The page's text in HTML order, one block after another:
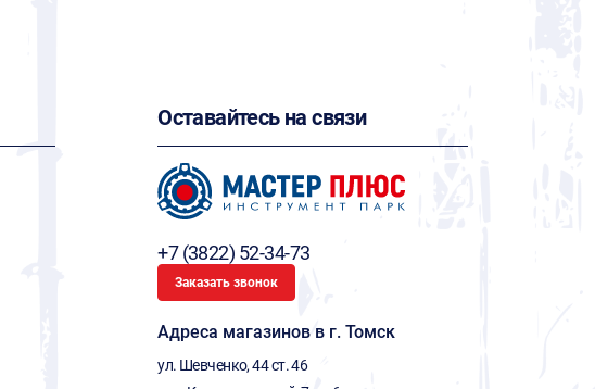
Оставайтесь на связи
+7 (3822) 52-34-73
Заказать звонок
Адреса магазинов в г. Томск
ул. Шевченко, 44 ст. 46